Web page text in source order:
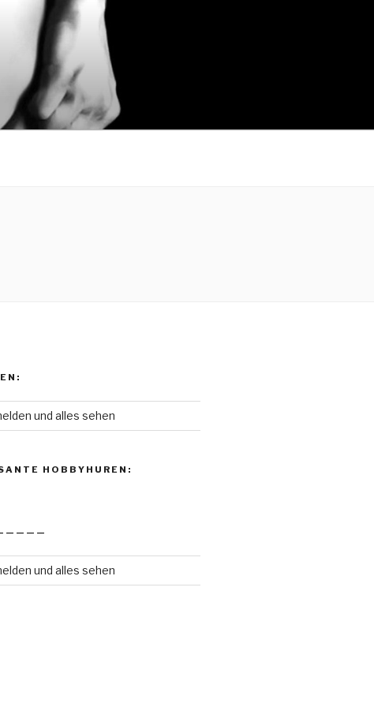
und alles sehen
HOBBYHUREN:
und alles sehen